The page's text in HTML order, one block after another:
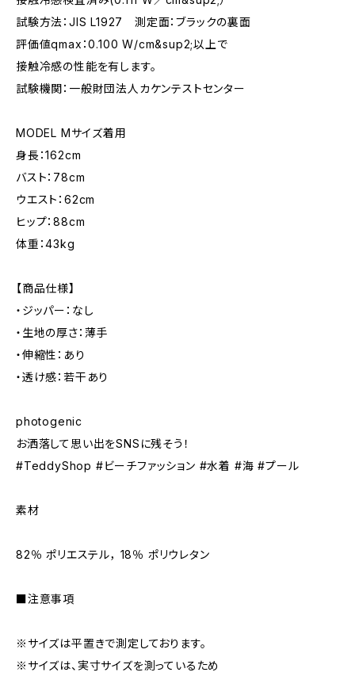
試験方法：JIS L1927 測定面：ブラックの裏面
評価値qmax：0.100 W/cm&sup2;以上で
接触冷感の性能を有します。
試験機関：一般財団法人カケンテストセンター
MODEL Mサイズ着用
身長：162cm
バスト：78cm
ウエスト：62cm
ヒップ：88cm
体重：43kg
【商品仕様】
・ジッパー：なし
・生地の厚さ：薄手
・伸縮性：あり
・透け感：若干あり
photogenic
お洒落して思い出をSNSに残そう！
#TeddyShop #ビーチファッション #水着 #海 #プール
素材
82％ ポリエステル， 18％ ポリウレタン
■注意事項
※サイズは平置きで測定しております。
※サイズは、実寸サイズを測っているため